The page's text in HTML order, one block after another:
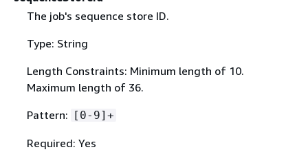
The job's sequence store ID.
Type: String
Length Constraints: Minimum length of 10.
Maximum length of 36.
Pattern: [0-9]+
Required: Yes